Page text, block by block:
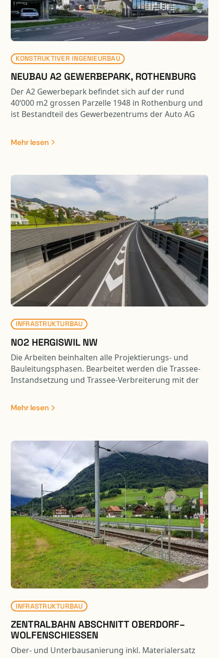
bestehen die Aufschüttung zum Teil aus
Schaumglasschotter
KONSTRUKTIVER INGENIEURBAU
NEUBAU A2 GEWERBEPARK, ROTHENBURG
Der A2 Gewerbepark befindet sich auf der rund
40‘000 m2 grossen Parzelle 1948 in Rothenburg und
ist Bestandteil des Gewerbezentrums der Auto AG
Gewerbeflächen zur Verfügung. Das zugehörige 6-
Gewerbegebäude verbunden. Die Tragwerke beider
Gebäude sind in Stahlbeton-Skelettbauweise
ausgeführt, welche sämtliche Anforderungen an die
Wirtschaftlichkeit und Flexibilität der Bauherrschaft
erfüllen. Damit die Gelenkbusse mit genügendem
Wendekreis in die benachbarte Halle einbiegen
können, ragt das Parking über die entsprechende
Verkehrsfläche. Die auskragenden Parkdecks sind
mittels Stützenvorspannung an den massiven
Dachträgern aufgehängt. Durch die aktive
Krafteinleitung werden die Verformungen der
schlanken Flachdecken auf ein gebrauchstaugliches
Mass begrenzt.
Mehr lesen
INFRASTRUKTURBAU
N02 HERGISWIL NW
Die Arbeiten beinhalten alle Projektierungs- und
Bauleitungsphasen. Bearbeitet werden die Trassee-
Instandsetzung und Trassee-Verbreiterung mit der
Halbanschluss Hergiswil, Verzweigung Lopper,
Trassee-Verbreiterung FBNO. Im weiteren ist die
SM, neue Tischkonstruktion auf
Ortbetonbohrpfählen [Erstellung Betonpfähle mit
Brextor] /Stützkonstruktion auf Ortbetonbohrpfählen
mit Lärmschutzwand ) , Ausbau SABA Mühlestrasse
Instandsetzung der Lärmschutzgalerie Hergiswil
(Ausschnitt aus B Magazin 02/20), Instandsetzungs-,
Verstärkungs- und Verbreiterungsarbeiten diverser
Kunstbauten sowie die umfangreichen
Projektierungs- und Bauleitungsarbeiten der
Lärmschutzwände enthalten.
Mehr lesen
INFRASTRUKTURBAU
ZENTRALBAHN ABSCHNITT OBERDORF–
WOLFENSCHIESSEN
Ober- und Unterbausanierung inkl. Materialersatz